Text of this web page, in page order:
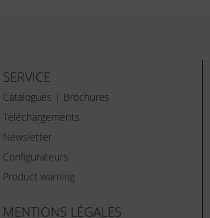
SERVICE
Catalogues | Brochures
Téléchargements
Newsletter
Configurateurs
Product warning
MENTIONS LÉGALES